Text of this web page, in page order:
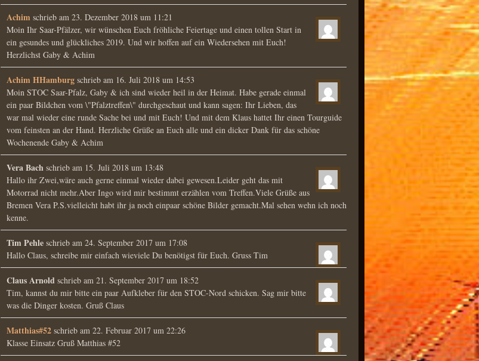
Achim schrieb am 23. Dezember 2018 um 11:21
Moin Ihr Saar-Pfälzer, wir wünschen Euch fröhliche Feiertage und einen tollen Start in
ein gesundes und glückliches 2019. Und wir hoffen auf ein Wiedersehen mit Euch!
Herzlichst Gaby & Achim
Achim HHamburg schrieb am 16. Juli 2018 um 14:53
Moin STOC Saar-Pfalz, Gaby & ich sind wieder heil in der Heimat. Habe gerade einmal
ein paar Bildchen vom \"Pfalztreffen\" durchgeschaut und kann sagen: Ihr Lieben, das
war mal wieder eine runde Sache bei und mit Euch! Und mit dem Klaus hattet Ihr einen Tourguide
vom feinsten an der Hand. Herzliche Grüße an Euch alle und ein dicker Dank für das schöne
Wochenende Gaby & Achim
Vera Bach schrieb am 15. Juli 2018 um 13:48
Hallo ihr Zwei,wäre auch gerne einmal wieder dabei gewesen.Leider geht das mit
Motorrad nicht mehr.Aber Ingo wird mir bestimmt erzählen vom Treffen.Viele Grüße aus
Bremen Vera P.S.vielleicht habt ihr ja noch einpaar schöne Bilder gemacht.Mal sehen wehn ich noch
kenne.
Tim Pehle schrieb am 24. September 2017 um 17:08
Hallo Claus, schreibe mir einfach wieviele Du benötigst für Euch. Gruss Tim
Claus Arnold schrieb am 21. September 2017 um 18:52
Tim, kannst du mir bitte ein paar Aufkleber für den STOC-Nord schicken. Sag mir bitte
was die Dinger kosten. Gruß Claus
Matthias#52 schrieb am 22. Februar 2017 um 22:26
Klasse Einsatz Gruß Matthias #52